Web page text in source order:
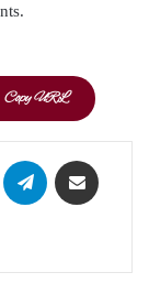
Copy URL
WhatsApp Telegram